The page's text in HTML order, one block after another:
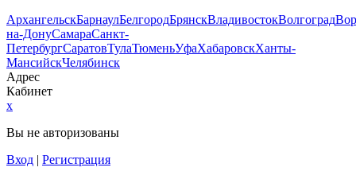
АрхангельскБарнаулБелгородБрянскВладивостокВолгоград
на-ДонуСамараСанкт-
ПетербургСаратовТулаТюменьУфаХабаровскХанты-
МансийскЧелябинск
Адрес
Кабинет
x
Вы не авторизованы
Вход | Регистрация